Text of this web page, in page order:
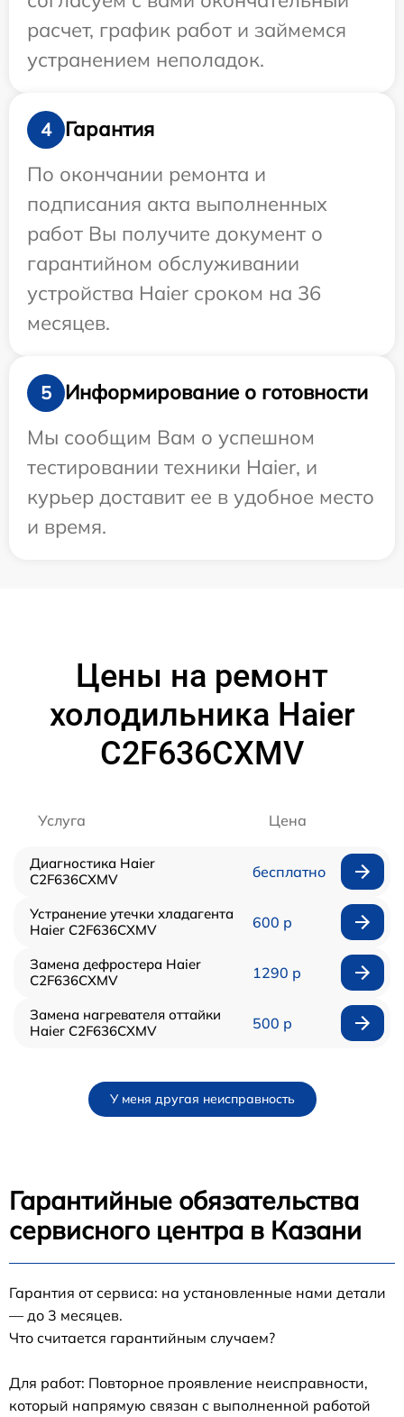
расчет, график работ и займемся
устранением неполадок.
4
Гарантия
По окончании ремонта и
подписания акта выполненных
работ Вы получите документ о
гарантийном обслуживании
устройства Haier сроком на 36
месяцев.
5
Информирование о готовности
Мы сообщим Вам о успешном
тестировании техники Haier, и
курьер доставит ее в удобное место
и время.
Цены на ремонт
холодильника Haier
C2F636CXMV
Услуга Цена
Диагностика Haier
C2F636CXMV
бесплатно
Устранение утечки хладагента
Haier C2F636CXMV
600 р
Замена дефростера Haier
C2F636CXMV
1290 р
Замена нагревателя оттайки
Haier C2F636CXMV
500 р
У меня другая неисправность
Гарантийные обязательства
сервисного центра в Казани
Гарантия от сервиса: на установленные нами детали
— до 3 месяцев.
Что считается гарантийным случаем?
Для работ: Повторное проявление неисправности,
который напрямую связан с выполненной работой